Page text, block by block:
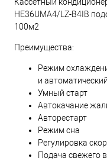
Кассетный
HE36UMA4/LZ-B4IB
100м2
Преимущества:
Режим
и
Умный старт
Автокачание
Авторестарт
Режим сна
Регулировка
Подача свежего